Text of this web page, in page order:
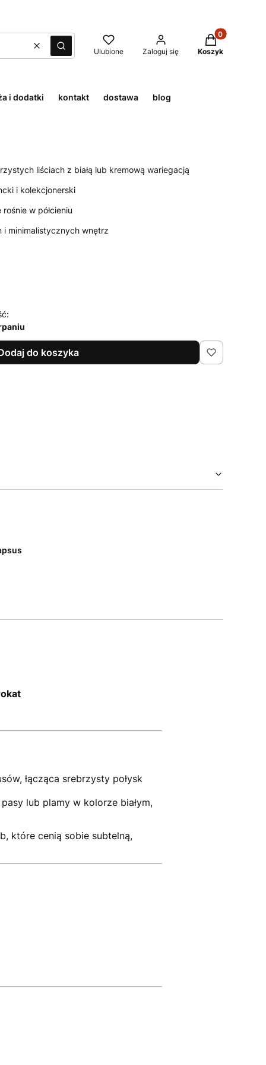
WyczyśćSzukaj Ulubione Zaloguj się
Produkty w
Koszyk
i dodatki kontakt dostawa blog
liściach z białą lub kremową wariegacją
i kolekcjonerski
w półcieniu
i minimalistycznych wnętrz
do koszyka
łącząca srebrzysty połysk
lub plamy w kolorze białym,
które cenią sobie subtelną,